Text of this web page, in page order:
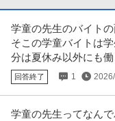
学童保育指導員／品川
株式会社ポピンズエデュケ
正社員 交通費支給 昇給
月給22.1万円〜24.6万
【通勤】：駅から5分以内
員＞ 月給221,20
学童の先生のバイト
そこの学童バイトは
分は夏休み以外にも
はもう行ってなくて辞
回答終了 1
学童の先生ってなん